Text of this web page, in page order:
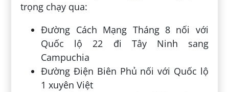
trọng chạy qua:
Đường Cách Mạng Tháng 8 nối với
Quốc lộ 22 đi Tây Ninh sang
Campuchia
Đường Điện Biên Phủ nối với Quốc lộ
1 xuyên Việt